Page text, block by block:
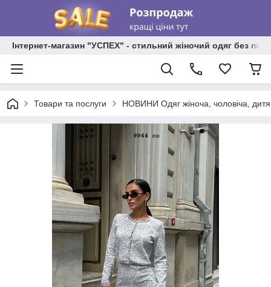
Інтернет-магазин "УСПЕХ" - стильний жіночий одяг без
Товари та послуги НОВИНИ Одяг жіноча, чоловіча,